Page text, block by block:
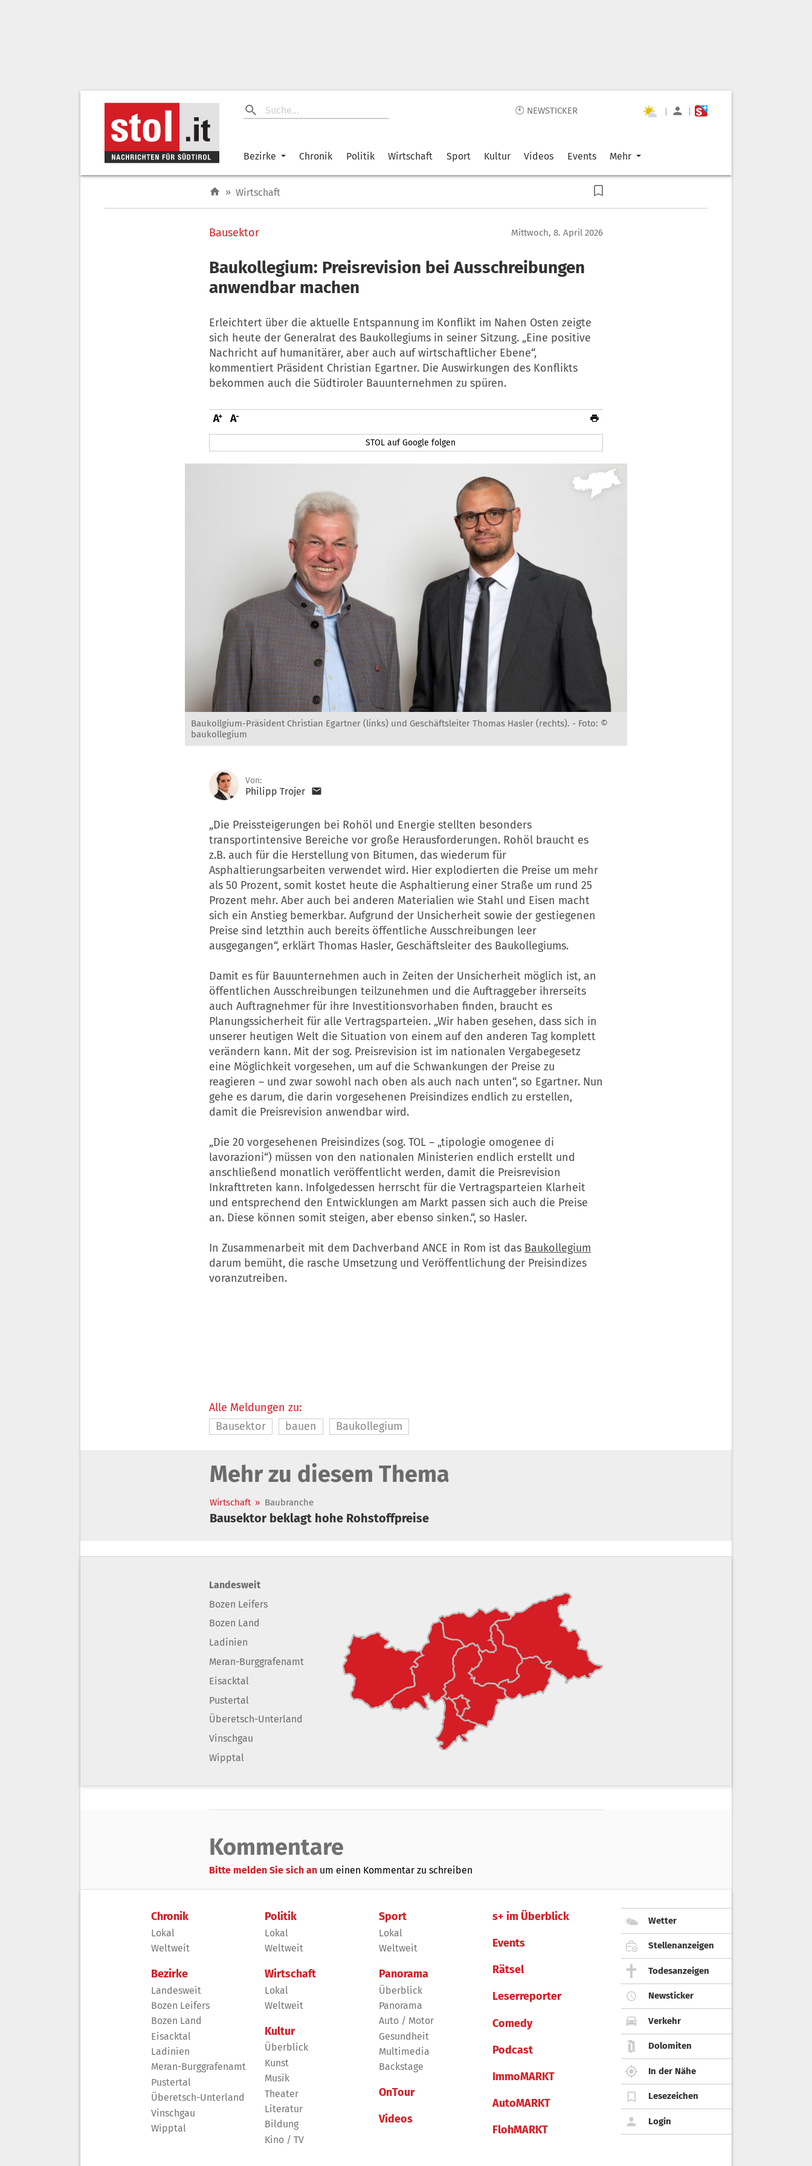
🕙 NEWSTICKER | |
Bezirke Chronik Politik Wirtschaft Sport Kultur Videos Events Mehr
» Wirtschaft
Bausektor Mittwoch, 8. April 2026
Baukollegium: Preisrevision bei Ausschreibungen
anwendbar machen
Erleichtert über die aktuelle Entspannung im Konflikt im Nahen Osten zeigte
sich heute der Generalrat des Baukollegiums in seiner Sitzung. „Eine positive
Nachricht auf humanitärer, aber auch auf wirtschaftlicher Ebene“,
kommentiert Präsident Christian Egartner. Die Auswirkungen des Konflikts
bekommen auch die Südtiroler Bauunternehmen zu spüren.
STOL auf Google folgen
Baukollgium-Präsident Christian Egartner (links) und Geschäftsleiter Thomas Hasler (rechts). - Foto: ©
baukollegium
Von:
Philipp Trojer
„Die Preissteigerungen bei Rohöl und Energie stellten besonders
transportintensive Bereiche vor große Herausforderungen. Rohöl braucht es
z.B. auch für die Herstellung von Bitumen, das wiederum für
Asphaltierungsarbeiten verwendet wird. Hier explodierten die Preise um mehr
als 50 Prozent, somit kostet heute die Asphaltierung einer Straße um rund 25
Prozent mehr. Aber auch bei anderen Materialien wie Stahl und Eisen macht
sich ein Anstieg bemerkbar. Aufgrund der Unsicherheit sowie der gestiegenen
Preise sind letzthin auch bereits öffentliche Ausschreibungen leer
ausgegangen“, erklärt Thomas Hasler, Geschäftsleiter des Baukollegiums.
Damit es für Bauunternehmen auch in Zeiten der Unsicherheit möglich ist, an
öffentlichen Ausschreibungen teilzunehmen und die Auftraggeber ihrerseits
auch Auftragnehmer für ihre Investitionsvorhaben finden, braucht es
Planungssicherheit für alle Vertragsparteien. „Wir haben gesehen, dass sich in
unserer heutigen Welt die Situation von einem auf den anderen Tag komplett
verändern kann. Mit der sog. Preisrevision ist im nationalen Vergabegesetz
eine Möglichkeit vorgesehen, um auf die Schwankungen der Preise zu
reagieren – und zwar sowohl nach oben als auch nach unten“, so Egartner. Nun
gehe es darum, die darin vorgesehenen Preisindizes endlich zu erstellen,
damit die Preisrevision anwendbar wird.
„Die 20 vorgesehenen Preisindizes (sog. TOL – „tipologie omogenee di
lavorazioni“) müssen von den nationalen Ministerien endlich erstellt und
anschließend monatlich veröffentlicht werden, damit die Preisrevision
Inkrafttreten kann. Infolgedessen herrscht für die Vertragsparteien Klarheit
und entsprechend den Entwicklungen am Markt passen sich auch die Preise
an. Diese können somit steigen, aber ebenso sinken.“, so Hasler.
In Zusammenarbeit mit dem Dachverband ANCE in Rom ist das Baukollegium
darum bemüht, die rasche Umsetzung und Veröffentlichung der Preisindizes
voranzutreiben.
Alle Meldungen zu:
Bausektor
bauen Baukollegium
Mehr zu diesem Thema
Wirtschaft » Baubranche
Bausektor beklagt hohe Rohstoffpreise
Landesweit
Bozen Leifers
Bozen Land
Ladinien
Meran-Burggrafenamt
Eisacktal
Pustertal
Überetsch-Unterland
Vinschgau
Wipptal
Kommentare
Bitte melden Sie sich an um einen Kommentar zu schreiben
Chronik
Lokal
Weltweit
Bezirke
Landesweit
Bozen Leifers
Bozen Land
Eisacktal
Ladinien
Meran-Burggrafenamt
Pustertal
Überetsch-Unterland
Vinschgau
Wipptal
Politik
Lokal
Weltweit
Wirtschaft
Lokal
Weltweit
Kultur
Überblick
Kunst
Musik
Theater
Literatur
Bildung
Kino / TV
Sport
Lokal
Weltweit
Panorama
Überblick
Panorama
Auto / Motor
Gesundheit
Multimedia
Backstage
OnTour
Videos
s+ im Überblick
Events
Rätsel
Leserreporter
Comedy
Podcast
ImmoMARKT
AutoMARKT
FlohMARKT
Wetter
Stellenanzeigen
Todesanzeigen
Newsticker
Verkehr
Dolomiten
In der Nähe
Lesezeichen
Login